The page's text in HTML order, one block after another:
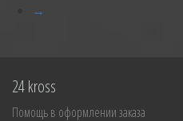
→
24 kross
Помощь в оформлении заказа